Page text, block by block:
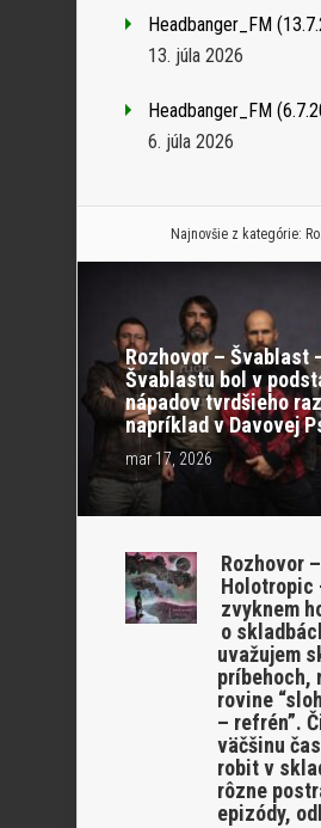
Headbanger_FM
13. júla 2026
Headbanger_FM
6. júla 2026
Najnovšie z kategórie:
Rozhovor – Švablast
Švablastu bol v
nápadov tvrdšieho
napríklad v Davovej
mar 17, 2026
Rozhovor –
Holotropic
zvyknem
o
uvažujem
príbehoch,
rovine
– refrén”.
väčšinu
robit v
rôzne
epizódy,